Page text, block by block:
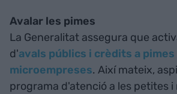
Avalar les pimes
La Generalitat assegura que
d'avals públics i crèdits a pimes
microempreses. Així mateix,
programa d'atenció a les petites